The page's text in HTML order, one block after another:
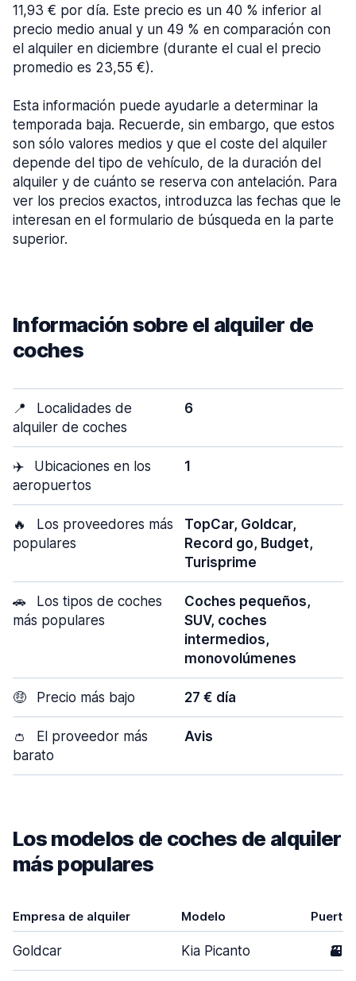
11,93 € por día. Este precio es un 40 % inferior al
precio medio anual y un 49 % en comparación con
el alquiler en diciembre (durante el cual el precio
promedio es 23,55 €).
Esta información puede ayudarle a determinar la
temporada baja. Recuerde, sin embargo, que estos
son sólo valores medios y que el coste del alquiler
depende del tipo de vehículo, de la duración del
alquiler y de cuánto se reserva con antelación. Para
ver los precios exactos, introduzca las fechas que le
interesan en el formulario de búsqueda en la parte
superior.
Información sobre el alquiler de
coches
📍
Localidades de
alquiler de coches
6
✈️
Ubicaciones en los
aeropuertos
1
🔥
Los proveedores más
populares
TopCar, Goldcar,
Record go, Budget,
Turisprime
🚗
Los tipos de coches
más populares
Coches pequeños,
SUV, coches
intermedios,
monovolúmenes
🤑 Precio más bajo 27 € día
👛
El proveedor más
barato
Avis
Los modelos de coches de alquiler
más populares
Empresa de alquiler Modelo Puertas
Goldcar Kia Picanto 3